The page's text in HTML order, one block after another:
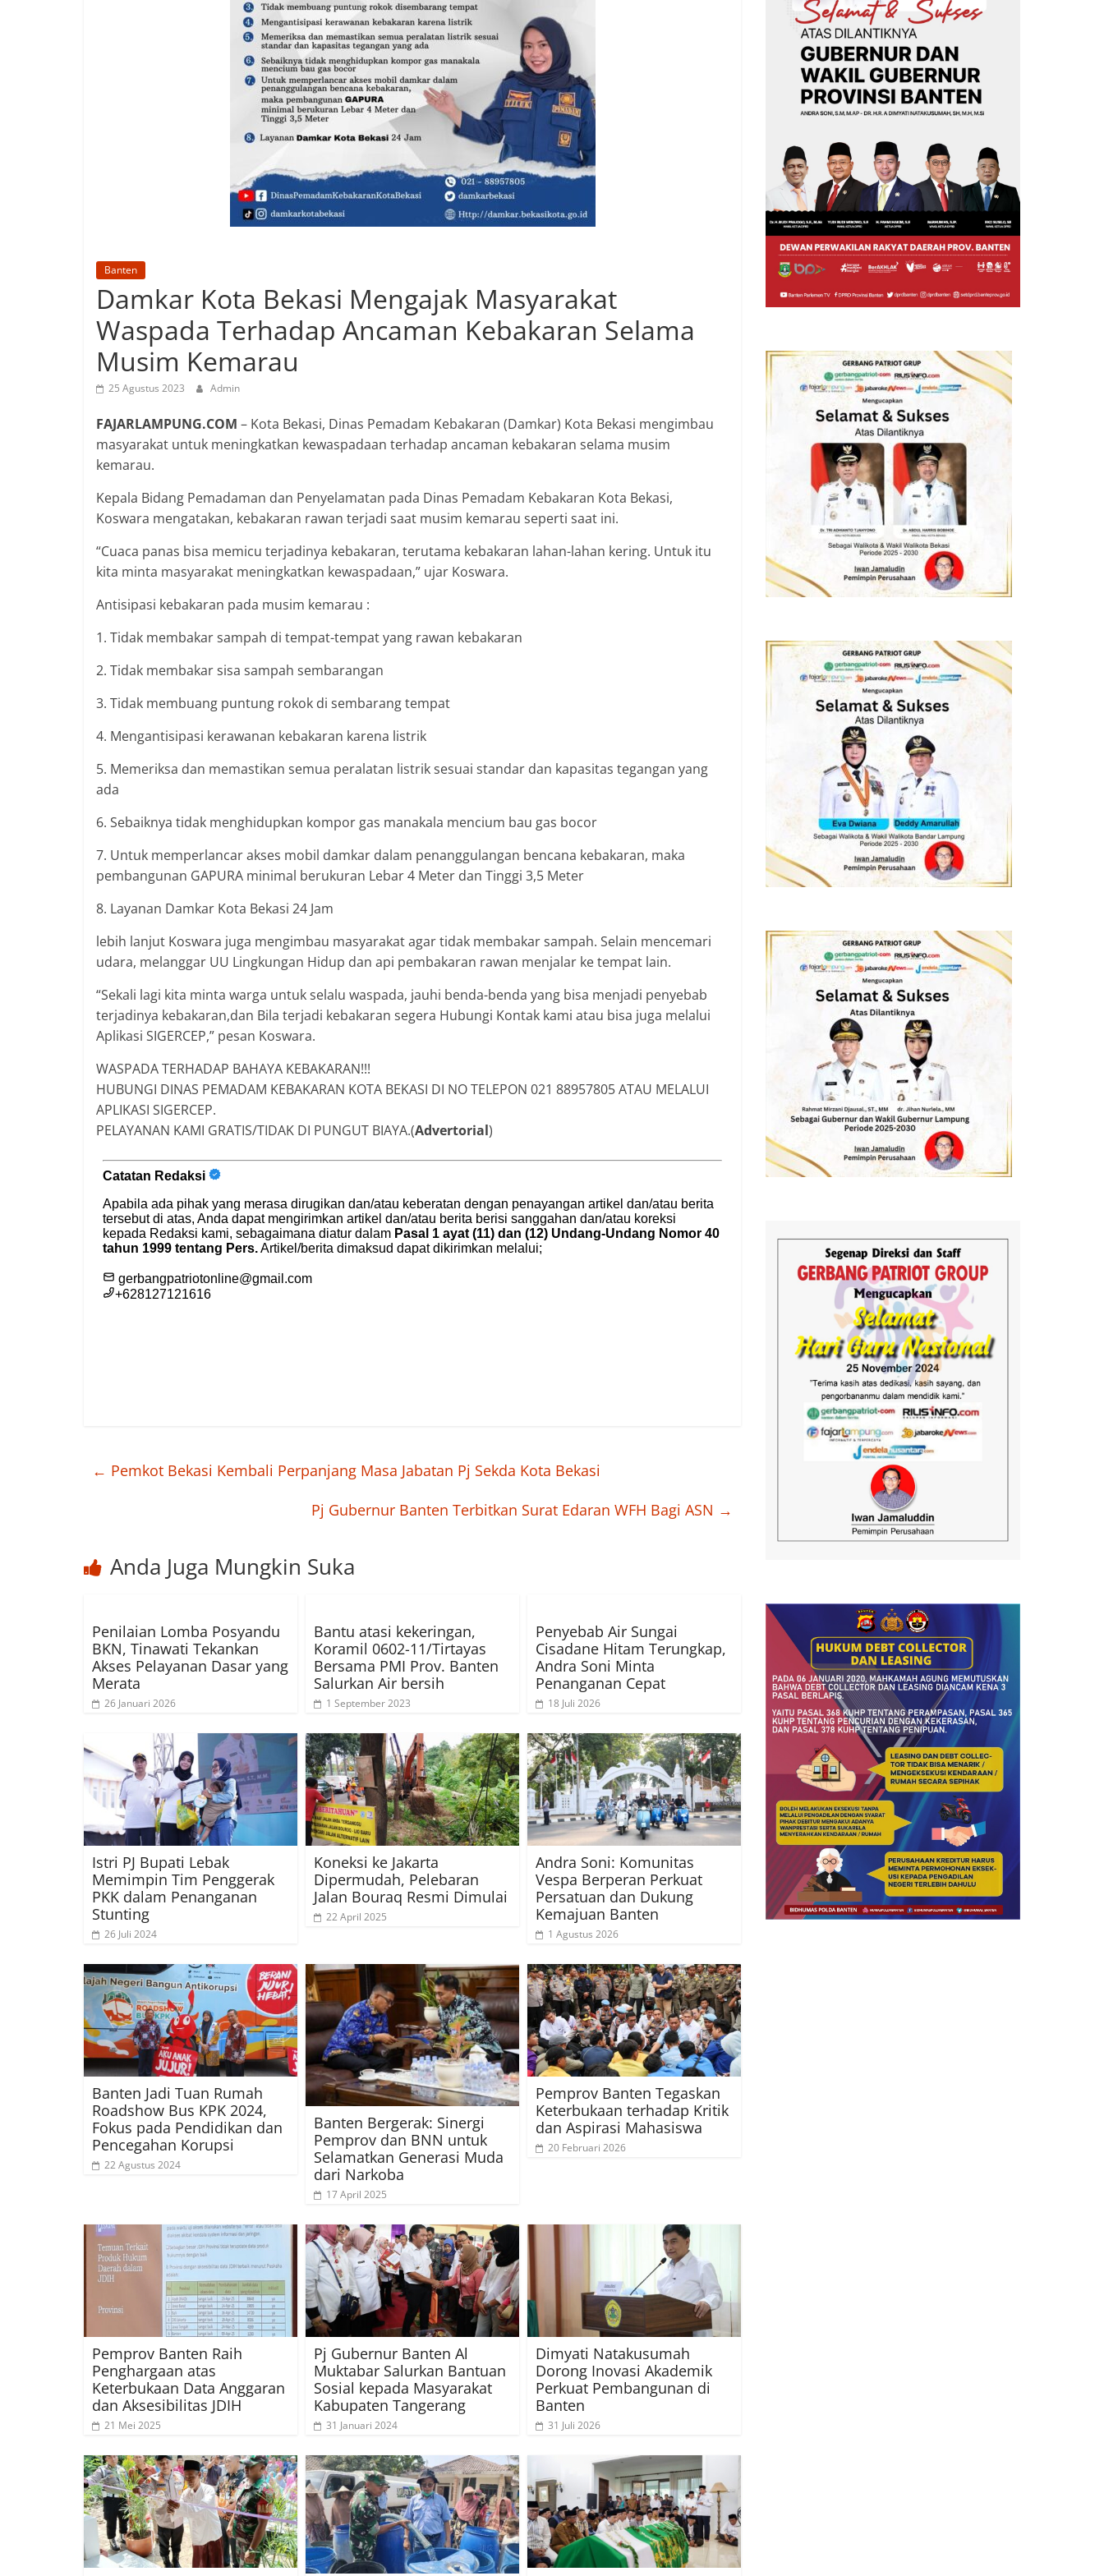
Banten
Damkar Kota Bekasi Mengajak Masyarakat
Waspada Terhadap Ancaman Kebakaran Selama
Musim Kemarau
25 Agustus 2023 Admin
FAJARLAMPUNG.COM – Kota Bekasi, Dinas Pemadam Kebakaran (Damkar) Kota Bekasi mengimbau
masyarakat untuk meningkatkan kewaspadaan terhadap ancaman kebakaran selama musim
kemarau.
Kepala Bidang Pemadaman dan Penyelamatan pada Dinas Pemadam Kebakaran Kota Bekasi,
Koswara mengatakan, kebakaran rawan terjadi saat musim kemarau seperti saat ini.
“Cuaca panas bisa memicu terjadinya kebakaran, terutama kebakaran lahan-lahan kering. Untuk itu
kita minta masyarakat meningkatkan kewaspadaan,” ujar Koswara.
Antisipasi kebakaran pada musim kemarau :
1. Tidak membakar sampah di tempat-tempat yang rawan kebakaran
2. Tidak membakar sisa sampah sembarangan
3. Tidak membuang puntung rokok di sembarang tempat
4. Mengantisipasi kerawanan kebakaran karena listrik
5. Memeriksa dan memastikan semua peralatan listrik sesuai standar dan kapasitas tegangan yang
ada
6. Sebaiknya tidak menghidupkan kompor gas manakala mencium bau gas bocor
7. Untuk memperlancar akses mobil damkar dalam penanggulangan bencana kebakaran, maka
pembangunan GAPURA minimal berukuran Lebar 4 Meter dan Tinggi 3,5 Meter
8. Layanan Damkar Kota Bekasi 24 Jam
lebih lanjut Koswara juga mengimbau masyarakat agar tidak membakar sampah. Selain mencemari
udara, melanggar UU Lingkungan Hidup dan api pembakaran rawan menjalar ke tempat lain.
“Sekali lagi kita minta warga untuk selalu waspada, jauhi benda-benda yang bisa menjadi penyebab
terjadinya kebakaran,dan Bila terjadi kebakaran segera Hubungi Kontak kami atau bisa juga melalui
Aplikasi SIGERCEP,” pesan Koswara.
WASPADA TERHADAP BAHAYA KEBAKARAN!!!
HUBUNGI DINAS PEMADAM KEBAKARAN KOTA BEKASI DI NO TELEPON 021 88957805 ATAU MELALUI
APLIKASI SIGERCEP.
PELAYANAN KAMI GRATIS/TIDAK DI PUNGUT BIAYA.(Advertorial)
← Pemkot Bekasi Kembali Perpanjang Masa Jabatan Pj Sekda Kota Bekasi
Pj Gubernur Banten Terbitkan Surat Edaran WFH Bagi ASN →
Anda Juga Mungkin Suka
Penilaian Lomba Posyandu
BKN, Tinawati Tekankan
Akses Pelayanan Dasar yang
Merata
26 Januari 2026
Bantu atasi kekeringan,
Koramil 0602-11/Tirtayas
Bersama PMI Prov. Banten
Salurkan Air bersih
1 September 2023
Penyebab Air Sungai
Cisadane Hitam Terungkap,
Andra Soni Minta
Penanganan Cepat
18 Juli 2026
Istri PJ Bupati Lebak
Memimpin Tim Penggerak
PKK dalam Penanganan
Stunting
26 Juli 2024
Koneksi ke Jakarta
Dipermudah, Pelebaran
Jalan Bouraq Resmi Dimulai
22 April 2025
Andra Soni: Komunitas
Vespa Berperan Perkuat
Persatuan dan Dukung
Kemajuan Banten
1 Agustus 2026
Banten Jadi Tuan Rumah
Roadshow Bus KPK 2024,
Fokus pada Pendidikan dan
Pencegahan Korupsi
22 Agustus 2024
Banten Bergerak: Sinergi
Pemprov dan BNN untuk
Selamatkan Generasi Muda
dari Narkoba
17 April 2025
Pemprov Banten Tegaskan
Keterbukaan terhadap Kritik
dan Aspirasi Mahasiswa
20 Februari 2026
Pemprov Banten Raih
Penghargaan atas
Keterbukaan Data Anggaran
dan Aksesibilitas JDIH
21 Mei 2025
Pj Gubernur Banten Al
Muktabar Salurkan Bantuan
Sosial kepada Masyarakat
Kabupaten Tangerang
31 Januari 2024
Dimyati Natakusumah
Dorong Inovasi Akademik
Perkuat Pembangunan di
Banten
31 Juli 2026